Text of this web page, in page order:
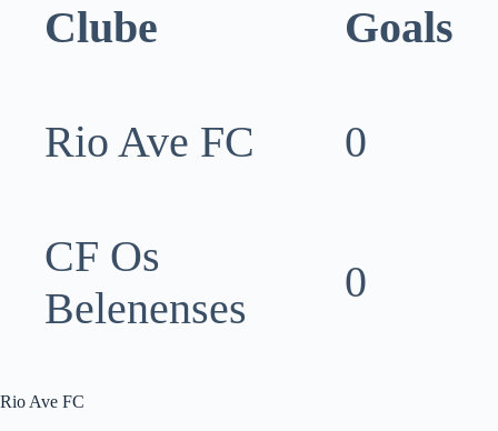
Clube Goals
Rio Ave FC 0
CF Os
Belenenses
0
Rio Ave FC